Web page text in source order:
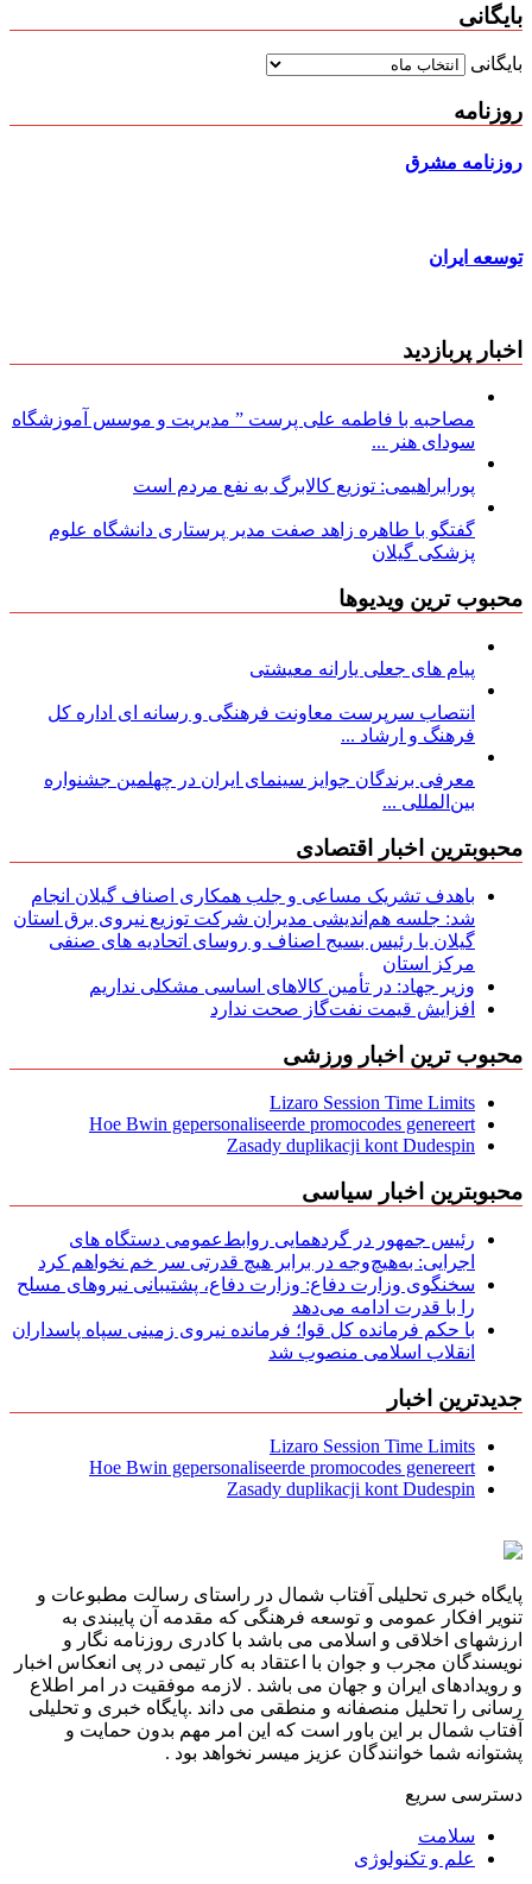
بایگانی
بایگانی
روزنامه
روزنامه مشرق
توسعه ایران
اخبار پربازدید
مصاحبه با فاطمه علی پرست ” مدیریت و موسس آموزشگاه
سودای هنر ...
پورابراهیمی: توزیع کالابرگ به نفع مردم است
گفتگو با طاهره زاهد صفت مدیر پرستاری دانشگاه علوم
پزشکی گیلان
محبوب ترین ویدیوها
پیام های جعلی یارانه معیشتی
انتصاب سرپرست معاونت فرهنگی و رسانه ای اداره کل
فرهنگ و ارشاد ...
معرفی برندگان جوایز سینمای ایران در چهلمین جشنواره
بین‌المللی ...
محبوبترین اخبار اقتصادی
باهدف تشریک مساعی و جلب همکاری اصناف گیلان انجام
شد: جلسه هم‌اندیشی مدیران شركت توزیع نیروی برق استان
گیلان با رئیس بسیج اصناف و روسای اتحادیه های صنفی
مركز استان
وزیر جهاد: در تأمین کالاهای اساسی مشکلی نداریم
افزایش قیمت نفت‌گاز صحت ندارد
محبوب ترین اخبار ورزشی
Lizaro Session Time Limits
Hoe Bwin gepersonaliseerde promocodes genereert
Zasady duplikacji kont Dudespin
محبوبترین اخبار سیاسی
رئیس جمهور در گردهمایی روابط‌عمومی دستگاه های
اجرایی: به‌هیچ‌وجه در برابر هیچ قدرتی سر خم نخواهم کرد
سخنگوی وزارت دفاع: وزارت دفاع، پشتیبانی نیرو‌های مسلح
را با قدرت ادامه می‌دهد
با حکم فرمانده کل قوا؛ فرمانده نیروی زمینی سپاه پاسداران
انقلاب اسلامی منصوب شد
جدیدترین اخبار
Lizaro Session Time Limits
Hoe Bwin gepersonaliseerde promocodes genereert
Zasady duplikacji kont Dudespin
پایگاه خبری تحلیلی آفتاب شمال در راستای رسالت مطبوعات و
تنویر افکار عمومی و توسعه فرهنگی که مقدمه آن پایبندی به
ارزشهای اخلاقی و اسلامی می باشد با کادری روزنامه نگار و
نویسندگان مجرب و جوان با اعتقاد به کار تیمی در پی انعکاس اخبار
و رویدادهای ایران و جهان می باشد . لازمه موفقیت در امر اطلاع
رسانی را تحلیل منصفانه و منطقی می داند .پایگاه خبری و تحلیلی
آفتاب شمال بر این باور است که این امر مهم بدون حمایت و
پشتوانه شما خوانندگان عزیز میسر نخواهد بود .
دسترسی سریع
سلامت
علم و تکنولوژی